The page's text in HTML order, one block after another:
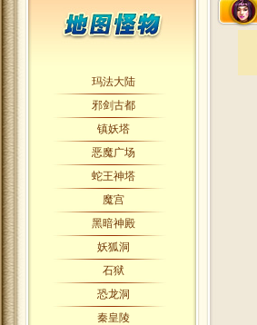
玛法大陆
邪剑古都
镇妖塔
恶魔广场
蛇王神塔
魔宫
黑暗神殿
妖狐洞
石狱
恐龙洞
秦皇陵